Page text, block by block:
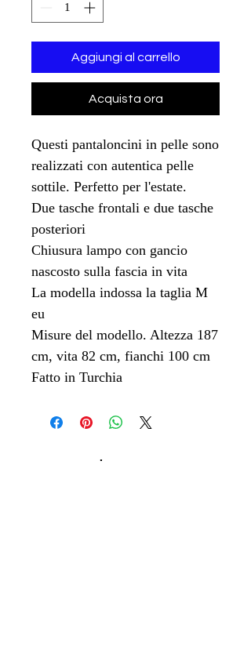
Aggiungi al carrello
Acquista ora
Questi pantaloncini in pelle sono
realizzati con autentica pelle
sottile. Perfetto per l'estate.
Due tasche frontali e due tasche
posteriori
Chiusura lampo con gancio
nascosto sulla fascia in vita
La modella indossa la taglia M
eu
Misure del modello. Altezza 187
cm, vita 82 cm, fianchi 100 cm
Fatto in Turchia
L'AZIENDA